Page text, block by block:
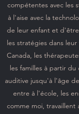
compétentes avec les
à l'aise avec la
de leur enfant et
les stratégies dans
Canada, les
les familles à partir
auditive jusqu'à l'âge
entre à l'école, les
comme moi, travaillent